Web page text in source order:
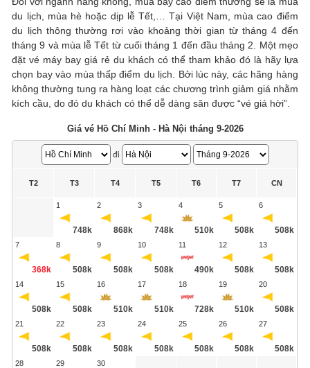
du lịch, mùa hè hoặc dịp lễ Tết,… Tại Việt Nam, mùa cao điểm
du lịch thông thường rơi vào khoảng thời gian từ tháng 4 đến
tháng 9 và mùa lễ Tết từ cuối tháng 1 đến đầu tháng 2. Một mẹo
đặt vé máy bay giá rẻ du khách có thể tham khảo đó là hãy lựa
chọn bay vào mùa thấp điểm du lịch. Bởi lúc này, các hãng hàng
không thường tung ra hàng loạt các chương trình giảm giá nhằm
kích cầu, do đó du khách có thể dễ dàng săn được “vé giá hời”.
Giá vé Hồ Chí Minh - Hà Nội tháng 9-2026
đi
T2 T3 T4 T5 T6 T7 CN
1
748k
2
868k
3
748k
4
510k
5
508k
6
508k
7
368k
8
508k
9
508k
10
508k
11
490k
12
508k
13
508k
14
508k
15
508k
16
510k
17
510k
18
728k
19
510k
20
508k
21
508k
22
508k
23
508k
24
508k
25
508k
26
508k
27
508k
28 29 30